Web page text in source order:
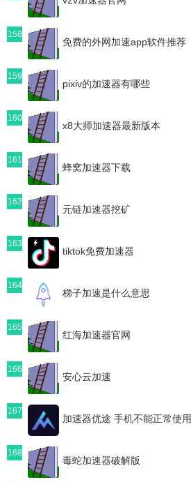
158
免费的外网加速app软件推荐
159
pixiv的加速器有哪些
160
x8大师加速器最新版本
161
蜂窝加速器下载
162
元链加速器挖矿
163
tiktok免费加速器
164
梯子加速是什么意思
165
红海加速器官网
166
安心云加速
167
加速器优途 手机不能正常使用
168
毒蛇加速器破解版